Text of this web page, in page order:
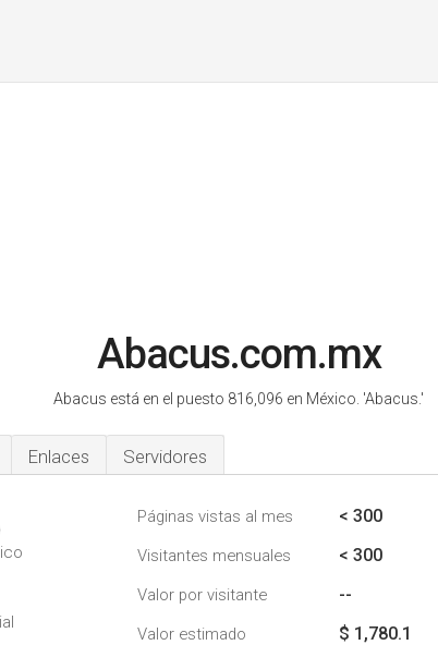
Abacus.com.mx
Abacus está en el puesto 816,096 en México. 'Abacus.'
Enlaces Servidores
Páginas vistas al mes < 300
Visitantes mensuales < 300
Valor por visitante --
Valor estimado $ 1,780.1